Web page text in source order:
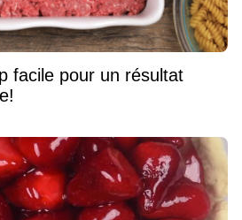
facile pour un résultat